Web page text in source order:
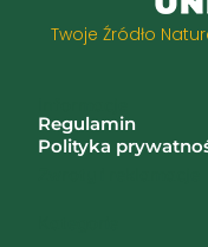
Twoje Źródło
Regulamin
Polityka